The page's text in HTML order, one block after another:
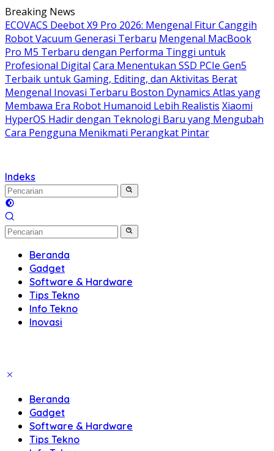
Langsung
ke
konten
Breaking News
ECOVACS Deebot X9 Pro 2026: Mengenal Fitur Canggih
Robot Vacuum Generasi Terbaru Mengenal MacBook
Pro M5 Terbaru dengan Performa Tinggi untuk
Profesional Digital Cara Menentukan SSD PCIe Gen5
Terbaik untuk Gaming, Editing, dan Aktivitas Berat
Mengenal Inovasi Terbaru Boston Dynamics Atlas yang
Membawa Era Robot Humanoid Lebih Realistis Xiaomi
HyperOS Hadir dengan Teknologi Baru yang Mengubah
Cara Pengguna Menikmati Perangkat Pintar
Indeks
Beranda
Gadget
Software & Hardware
Tips Tekno
Info Tekno
Inovasi
Beranda
Gadget
Software & Hardware
Tips Tekno